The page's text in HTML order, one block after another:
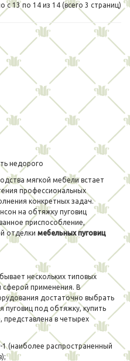
с 13 по 14 из 14 (всего 3 страниц)
недорого
мягкой мебели встает
профессиональных
конкретных задач.
на обтяжку пуговиц
приспособление,
отделки мебельных пуговиц
нескольких типовых
применения. В
достаточно выбрать
под обтяжку, купить
в четырех
1 (наиболее распространенный